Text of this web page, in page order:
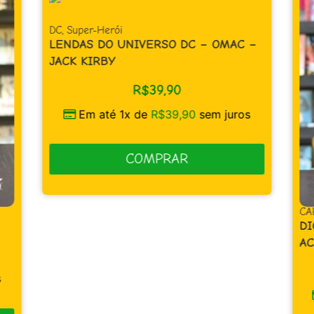
DC,Super-Herói
LENDAS DO UNIVERSO DC – OMAC –
JACK KIRBY
R$39,90
Em até 1x de R$39,90 sem juros
COMPRAR